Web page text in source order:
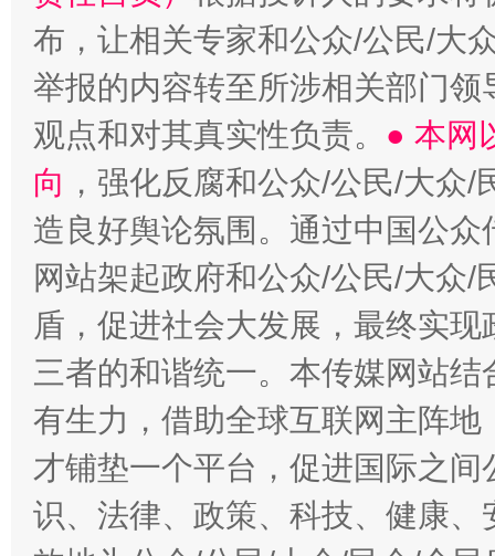
布，让相关专家和公众/公民/大
举报的内容转至所涉相关部门
观点和对其真实性负责。 ● 本网
向 ，强化反腐和公众/公民/大众
造良好舆论氛围。通过中国公
网站架起政府和公众/公民/大众
盾，促进社会大发展，最终实
三者的和谐统一。本传媒网站
有生力，借助全球互联网主阵
才铺垫一个平台，促进国际之
识、法律、政策、科技、健康